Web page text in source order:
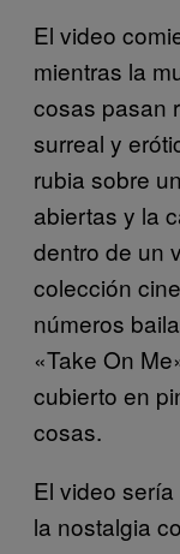
El video
mientras la
cosas pasan
surreal y
rubia sobre
abiertas y la
dentro de un
colección
números
«Take On
cubierto en
cosas.
El video
la nostalgia